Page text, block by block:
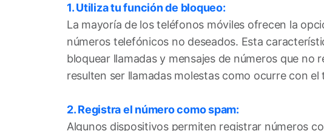
1. Utiliza tu función de bloqueo:
La mayoría de los teléfonos móviles ofrecen la
números telefónicos no deseados. Esta
bloquear llamadas y mensajes de números que no
resulten ser llamadas molestas como ocurre con el
2. Registra el número como spam:
Algunos dispositivos permiten registrar números